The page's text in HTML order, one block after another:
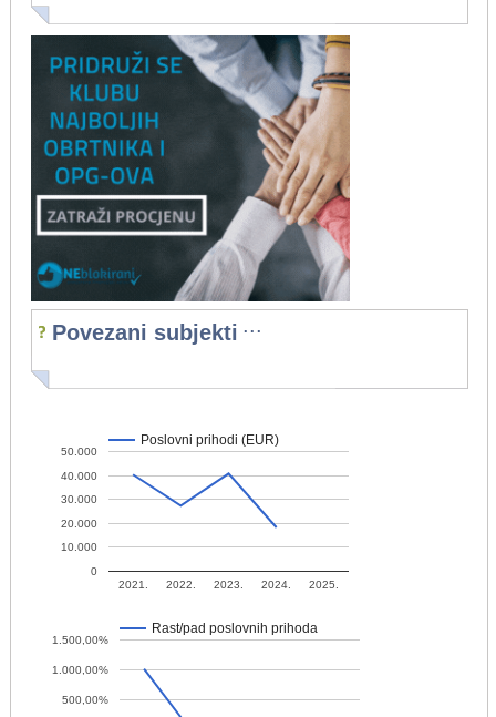
Povezani subjekti ...
Poslovni prihodi (EUR)
2021. 2022. 2023. 2024. 2025.
0
10.000
20.000
30.000
40.000
50.000
Rast/pad poslovnih prihoda
500,00%
1.000,00%
1.500,00%